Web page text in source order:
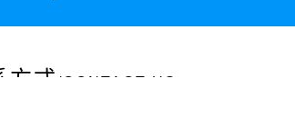
方式 /CONTACT US